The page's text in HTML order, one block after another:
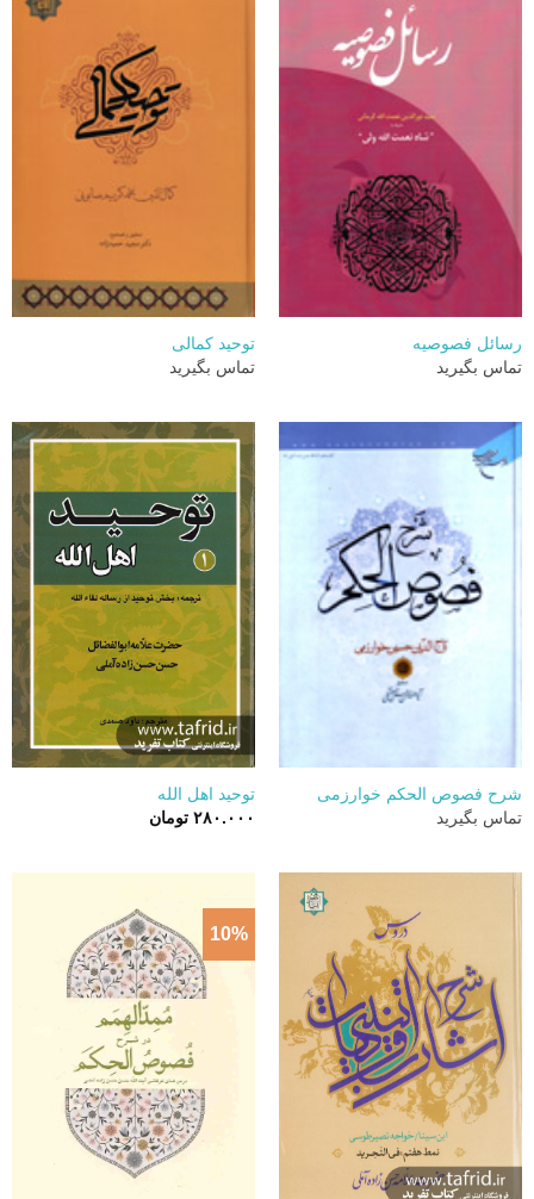
رسائل فصوصیه
تماس بگیرید
توحید کمالی
تماس بگیرید
شرح فصوص الحکم خوارزمی
تماس بگیرید
توحید اهل الله
۲۸۰.۰۰۰ تومان
10%